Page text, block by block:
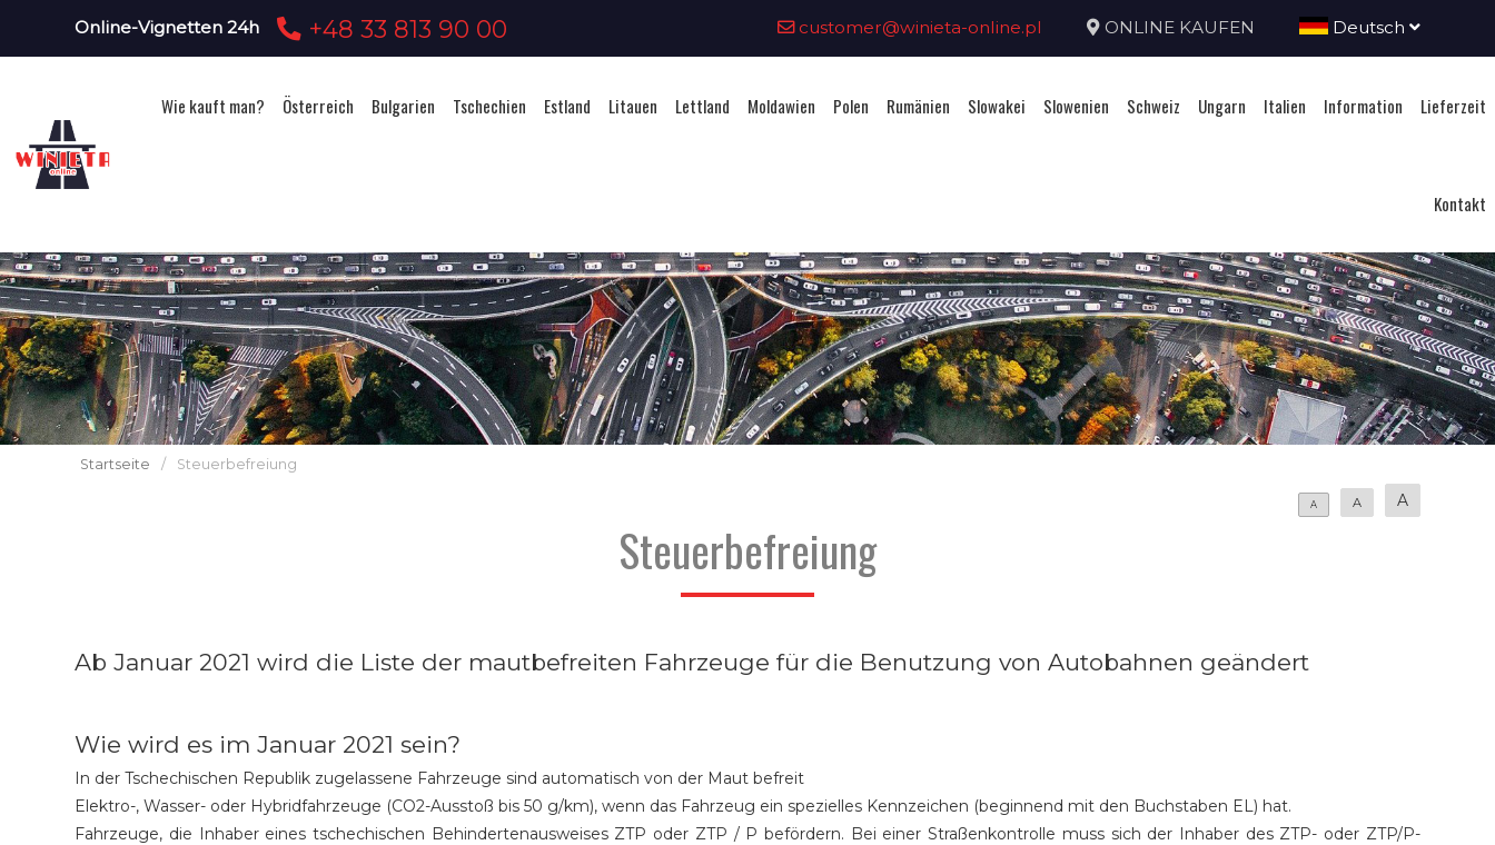
Online-Vignetten 24h +48 33 813 90 00 customer@winieta-online.pl ONLINE KAUFEN Deutsch
Wie kauft man? Österreich Bulgarien Tschechien Estland Litauen Lettland Moldawien Polen Rumänien Slowakei Slowenien Schweiz Ungarn Italien Information Lieferzeit
Kontakt
Startseite / Steuerbefreiung
A A A
Steuerbefreiung
Ab Januar 2021 wird die Liste der mautbefreiten Fahrzeuge für die Benutzung von Autobahnen geändert
Wie wird es im Januar 2021 sein?
In der Tschechischen Republik zugelassene Fahrzeuge sind automatisch von der Maut befreit
Elektro-, Wasser- oder Hybridfahrzeuge (CO2-Ausstoß bis 50 g/km), wenn das Fahrzeug ein spezielles Kennzeichen (beginnend mit den Buchstaben EL) hat.
Fahrzeuge, die Inhaber eines tschechischen Behindertenausweises ZTP oder ZTP / P befördern. Bei einer Straßenkontrolle muss sich der Inhaber des ZTP- oder ZTP/P-